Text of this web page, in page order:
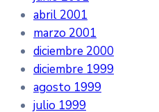
abril 2001
marzo 2001
diciembre 2000
diciembre 1999
agosto 1999
julio 1999